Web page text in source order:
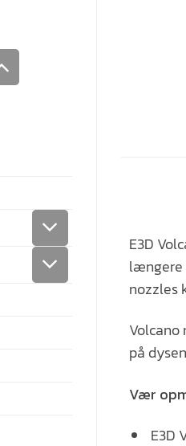
E3D
længere
nozzles
Volcano
på
Vær
E3D